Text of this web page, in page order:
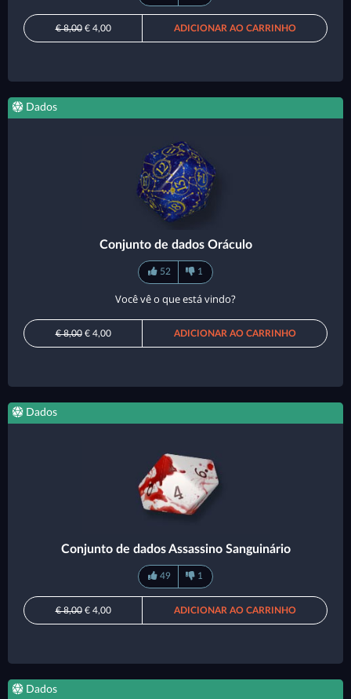
€ 8,00€ 4,00 ADICIONAR AO CARRINHO
Dados
Conjunto de dados Oráculo
52 1
Você vê o que está vindo?
€ 8,00€ 4,00 ADICIONAR AO CARRINHO
Dados
Conjunto de dados Assassino Sanguinário
49 1
€ 8,00€ 4,00 ADICIONAR AO CARRINHO
Dados